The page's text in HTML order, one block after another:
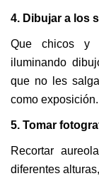
4. Dibujar a los
Que chicos y
iluminando
que no les
como exposición.
5. Tomar
Recortar
diferentes